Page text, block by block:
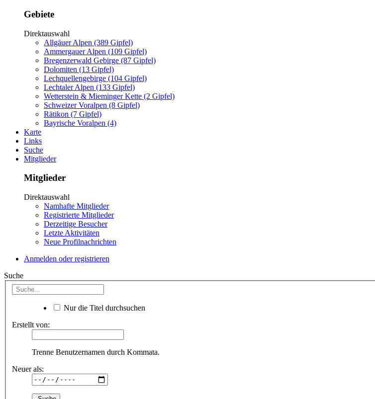
Gebiete
Direktauswahl
Allgäuer Alpen (389 Gipfel)
Ammergauer Alpen (109 Gipfel)
Bregenzerwald Gebirge (87 Gipfel)
Dolomiten (13 Gipfel)
Lechquellengebirge (104 Gipfel)
Lechtaler Alpen (133 Gipfel)
Wetterstein & Mieminger Kette (2 Gipfel)
Schweizer Voralpen (8 Gipfel)
Rätikon (7 Gipfel)
Bayrische Voralpen (4)
Karte
Links
Suche
Mitglieder
Mitglieder
Direktauswahl
Namhafte Mitglieder
Registrierte Mitglieder
Derzeitige Besucher
Letzte Aktivitäten
Neue Profilnachrichten
Anmelden oder registrieren
Suche
Nur die Titel durchsuchen
Erstellt von:
Trenne Benutzernamen durch Kommata.
Neuer als: